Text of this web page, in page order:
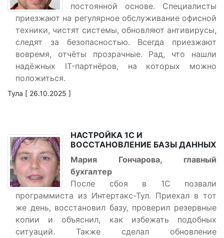
постоянной основе. Специалисты
приезжают на регулярное обслуживание офисной
техники, чистят системы, обновляют антивирусы,
следят за безопасностью. Всегда приезжают
вовремя, отчёты прозрачные. Рад, что нашли
надёжных IT-партнёров, на которых можно
положиться.
Тула [ 26.10.2025 ]
НАСТРОЙКА 1С И
ВОССТАНОВЛЕНИЕ БАЗЫ ДАННЫХ
Мария Гончарова, главный
бухгалтер
После сбоя в 1С позвали
программиста из Интертакс-Тул. Приехал в тот
же день, восстановил базу, проверил резервные
копии и объяснил, как избежать подобных
ситуаций. Также сделал обновление